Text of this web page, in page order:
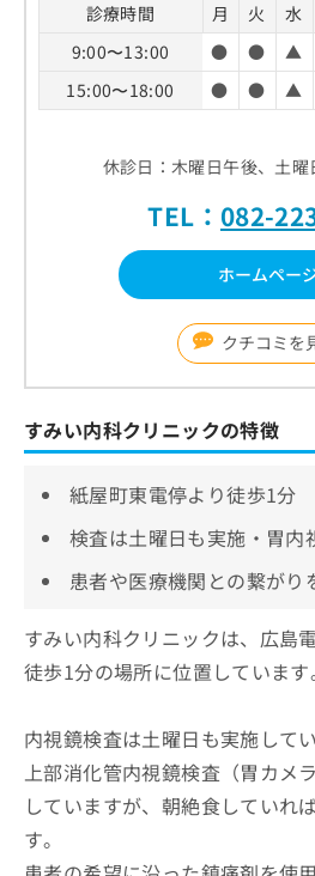
診療時間 月 火 水
9:00〜13:00
● ● ▲
15:00〜18:00
● ● ▲
休診日：木曜日午後、土
TEL： 082-
ホームペー
クチコミを
すみい内科クリニックの特徴
紙屋町東電停より徒歩1分
検査は土曜日も実施・胃内
患者や医療機関との繋がり
すみい内科クリニックは、広島
徒歩1分の場所に位置しています
内視鏡検査は土曜日も実施してい
上部消化管内視鏡検査（胃カメ
していますが、朝絶食していれ
す。